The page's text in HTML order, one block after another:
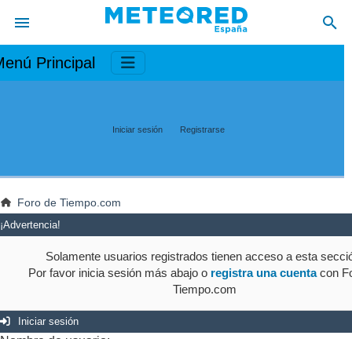
Principal
Iniciar sesión Registrarse
Foro de Tiempo.com
¡Advertencia!
Solamente usuarios registrados tienen acceso a esta
Por favor inicia sesión más abajo o registra una cuentacon
Tiempo.com
Iniciar sesión